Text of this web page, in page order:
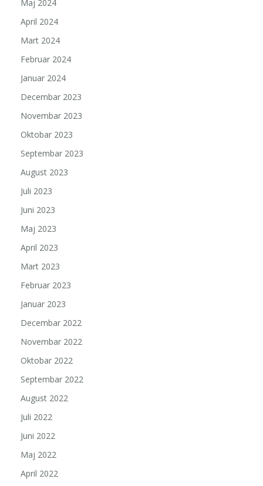
Maj 2024
April 2024
Mart 2024
Februar 2024
Januar 2024
Decembar 2023
Novembar 2023
Oktobar 2023
Septembar 2023
August 2023
Juli 2023
Juni 2023
Maj 2023
April 2023
Mart 2023
Februar 2023
Januar 2023
Decembar 2022
Novembar 2022
Oktobar 2022
Septembar 2022
August 2022
Juli 2022
Juni 2022
Maj 2022
April 2022